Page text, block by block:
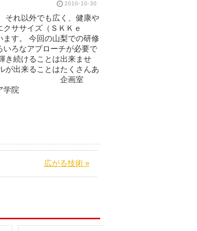
2010-10-30
それ以外でも広く、健康や
ササイズ（ＳＫＫｅ
ます。 今回の山梨での研修
いろなアプローチが必要で
き続けることは出来ませ
が出来ることはたくさんあ
。 企画室
広がる技術 »